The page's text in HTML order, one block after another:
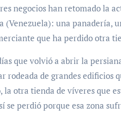
(Venezuela): una
que ha perdido otra
que volvió a abrir la
rodeada de grandes
la otra tienda de víveres que
se perdió porque esa zona